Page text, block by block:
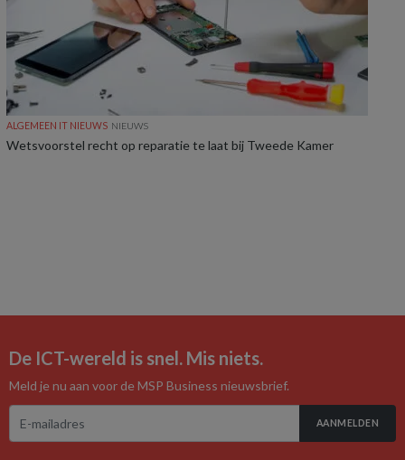
ALGEMEEN IT NIEUWS NIEUWS
Wetsvoorstel recht op reparatie te laat bij Tweede Kamer
De ICT-wereld is snel. Mis niets.
Meld je nu aan voor de MSP Business nieuwsbrief.
AANMELDEN